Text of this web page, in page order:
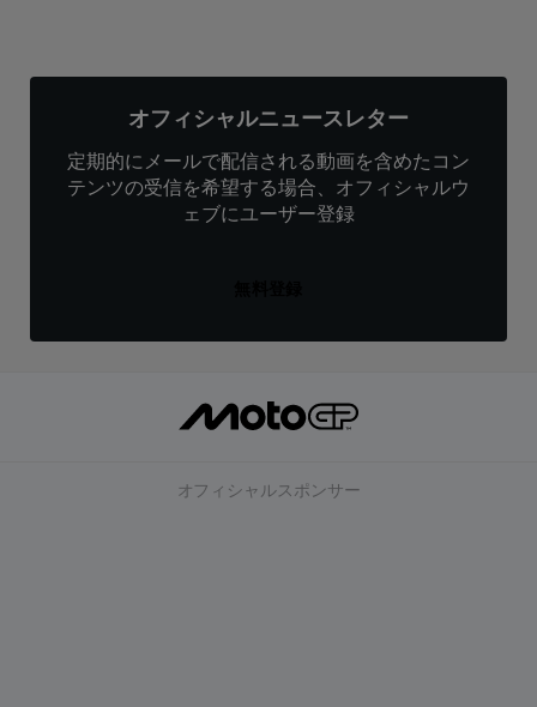
オフィシャルニュースレター
定期的にメールで配信される動画を含めたコン
テンツの受信を希望する場合、オフィシャルウ
ェブにユーザー登録
オフィシャルスポンサー